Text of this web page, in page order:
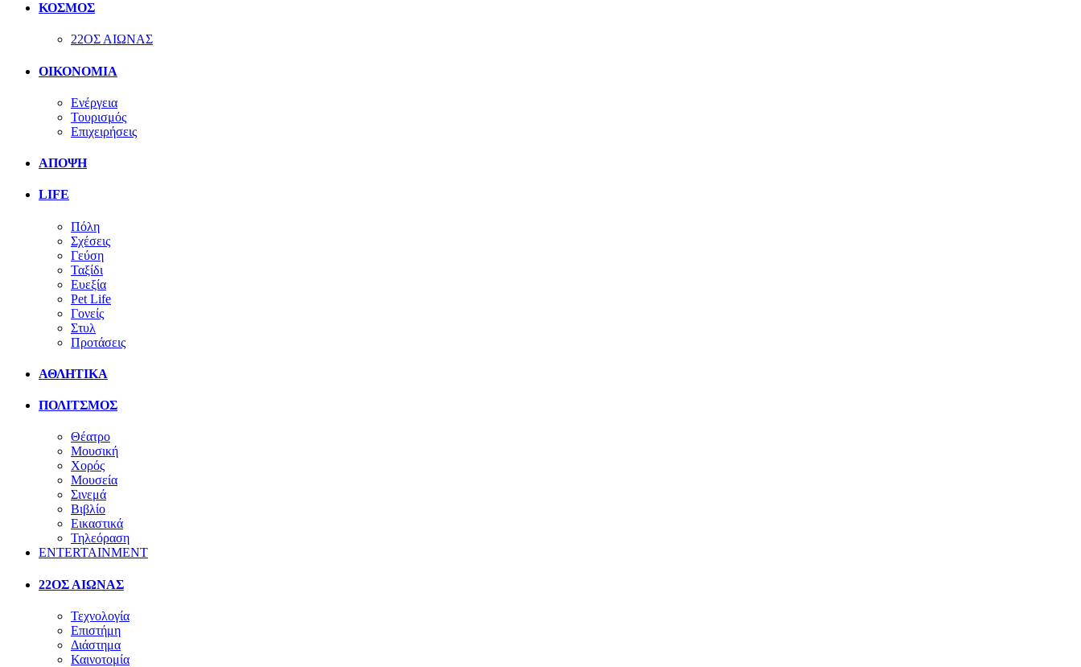
ΚΟΣΜΟΣ
22ΟΣ ΑΙΩΝΑΣ
ΟΙΚΟΝΟΜΙΑ
Ενέργεια
Τουρισμός
Επιχειρήσεις
ΑΠΟΨΗ
LIFE
Πόλη
Σχέσεις
Γεύση
Ταξίδι
Ευεξία
Pet Life
Γονείς
Στυλ
Προτάσεις
ΑΘΛΗΤΙΚΑ
ΠΟΛΙΤΣΜΟΣ
Θέατρο
Μουσική
Χορός
Μουσεία
Σινεμά
Βιβλίο
Εικαστικά
Τηλεόραση
ENTERTAINMENT
22ΟΣ ΑΙΩΝΑΣ
Τεχνολογία
Επιστήμη
Διάστημα
Καινοτομία